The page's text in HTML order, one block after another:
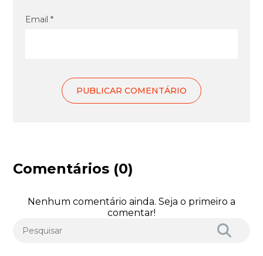
Email *
Comentários (0)
Nenhum comentário ainda. Seja o primeiro a
comentar!